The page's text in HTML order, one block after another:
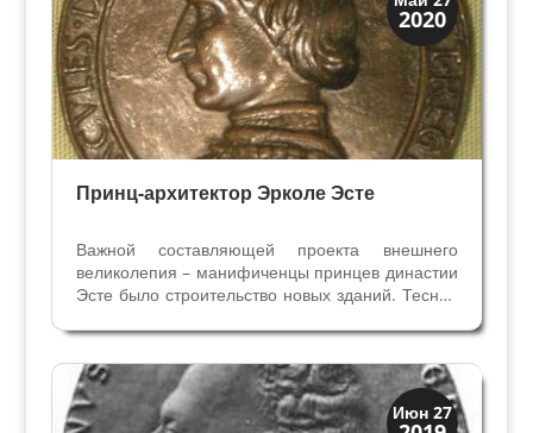
2020
Искусство
Принц-архитектор Эрколе Эсте
Важной составляющей проекта внешнего
великолепия – манифиченцы принцев династии
Эсте было строительство новых зданий. Тесная
городскими преобразованиями восходит к
Николо II Эсте. Он получил от Папы статус
Викария Феррары в 1372 году...
Июн 27
Династии